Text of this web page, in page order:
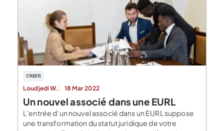
CREER
Loudjedi W. 18 Mar 2022
Un nouvel associé dans une EURL
L’entrée d’un nouvel associé dans un EURL suppose
une transformation du statut juridique de votre